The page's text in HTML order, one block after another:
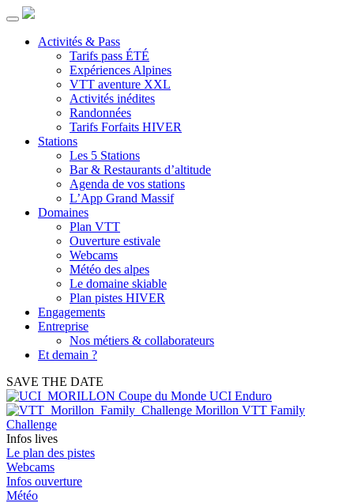
Activités & Pass
Tarifs pass ÉTÉ
Expériences Alpines
VTT aventure XXL
Activités inédites
Randonnées
Tarifs Forfaits HIVER
Stations
Les 5 Stations
Bar & Restaurants d’altitude
Agenda de vos stations
L’App Grand Massif
Domaines
Plan VTT
Ouverture estivale
Webcams
Météo des alpes
Le domaine skiable
Plan pistes HIVER
Engagements
Entreprise
Nos métiers & collaborateurs
Et demain ?
SAVE THE DATE
Coupe du Monde UCI Enduro
Morillon VTT Family
Challenge
Infos lives
Le plan des pistes
Webcams
Infos ouverture
Météo